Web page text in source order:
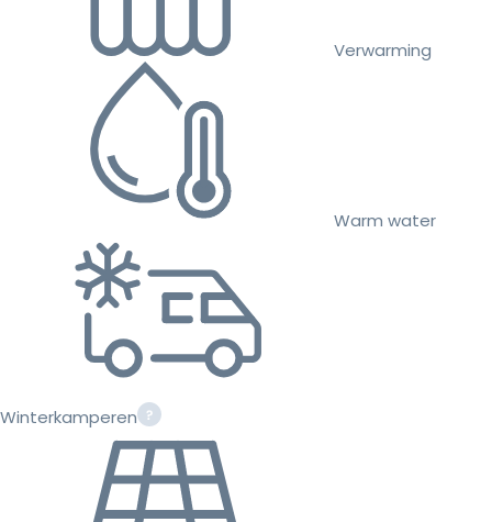
Verwarming
Warm water
Winterkamperen